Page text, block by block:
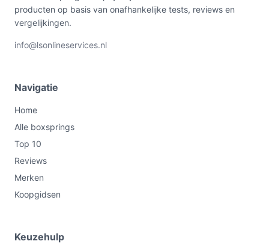
producten op basis van onafhankelijke tests, reviews en
vergelijkingen.
info@lsonlineservices.nl
Navigatie
Home
Alle boxsprings
Top 10
Reviews
Merken
Koopgidsen
Keuzehulp